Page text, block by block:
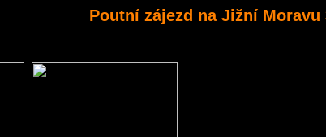
Poutní zájezd na Jižní Moravu